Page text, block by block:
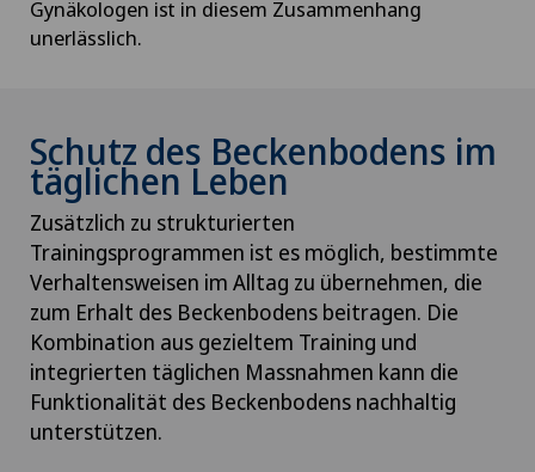
Gynäkologen ist in diesem Zusammenhang
unerlässlich.
Schutz des Beckenbodens im
täglichen Leben
Zusätzlich zu strukturierten
Trainingsprogrammen ist es möglich, bestimmte
Verhaltensweisen im Alltag zu übernehmen, die
zum Erhalt des Beckenbodens beitragen. Die
Kombination aus gezieltem Training und
integrierten täglichen Massnahmen kann die
Funktionalität des Beckenbodens nachhaltig
unterstützen.